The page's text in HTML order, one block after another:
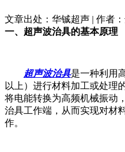
文章出处：华铖超声 | 作者
一、超声波治具的基本原理
超声波治具是一种利用
以上）进行材料加工或处理
将电能转换为高频机械振动
治具工作端，从而实现对材
作。